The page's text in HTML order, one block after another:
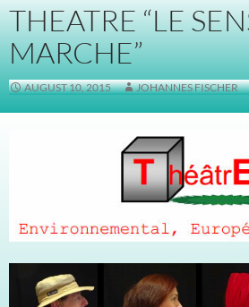
THEATRE “LE
MARCHE”
AUGUST 10, 2015 JOHANNES FISCHER